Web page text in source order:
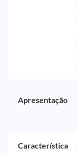
Apresentação
Característica